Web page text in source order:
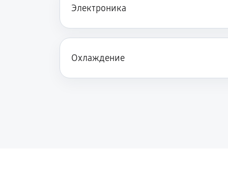
Электроника
Охлаждение